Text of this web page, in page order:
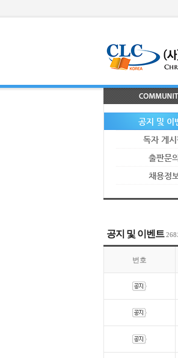
공지 및 이
독자 게
출판문의
채용정보
공지 및 이벤트268
번호